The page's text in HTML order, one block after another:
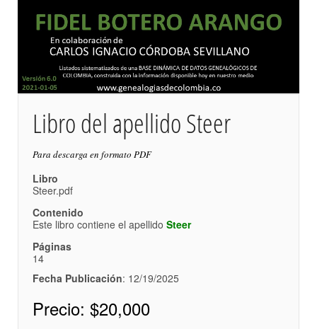
Libro del apellido Steer
Para descarga en formato PDF
Libro
Steer.pdf
Contenido
Este libro contiene el apellido Steer
Páginas
14
Fecha Publicación: 12/19/2025
Precio: $20,000